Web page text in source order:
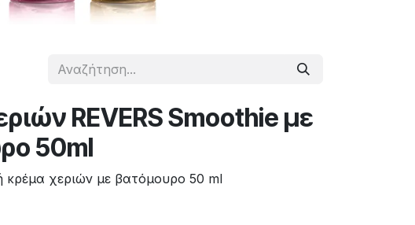
REVERS Smoothie με
50ml
κρέμα χεριών με βατόμουρο 50 ml